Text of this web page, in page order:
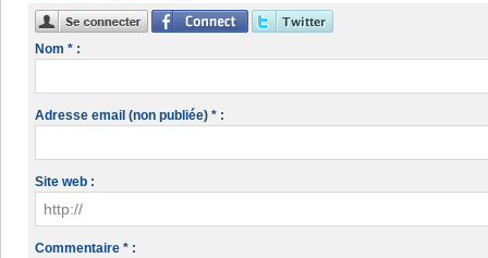
Nom * :
Adresse email (non publiée) * :
Site web :
Commentaire * :